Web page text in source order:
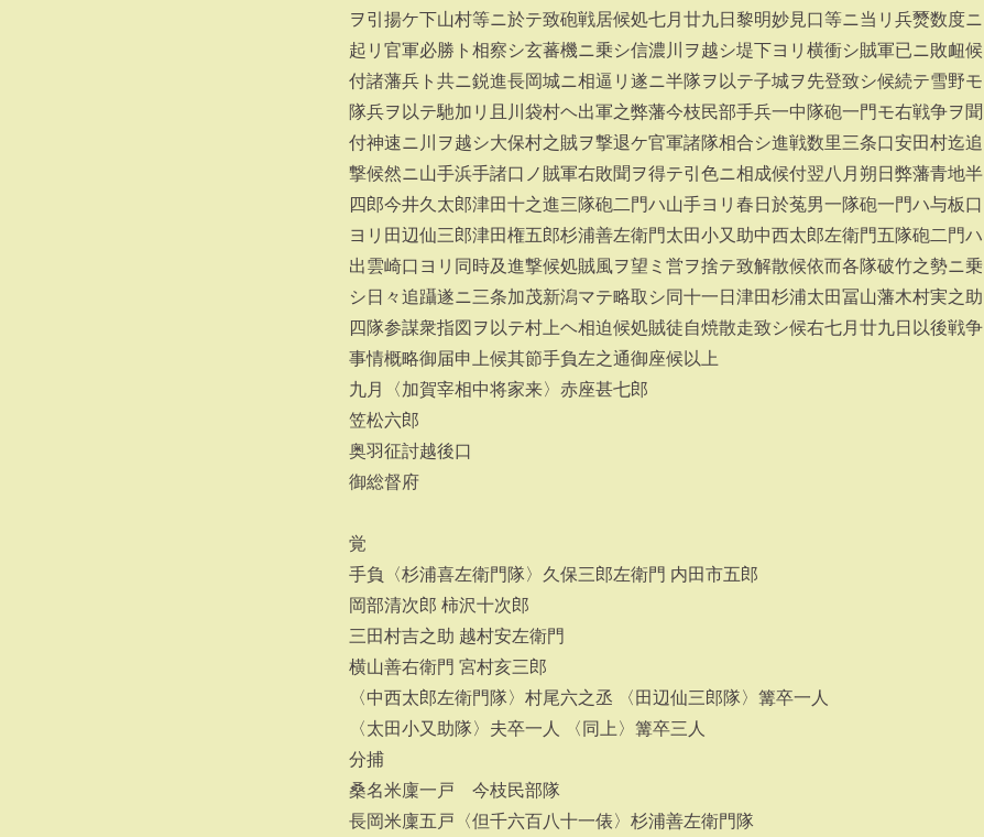
ヲ引揚ケ下山村等ニ於テ致砲戦居候処七月廿九日黎明妙見口等ニ当リ兵燹数度ニ
起リ官軍必勝ト相察シ玄蕃機ニ乗シ信濃川ヲ越シ堤下ヨリ横衝シ賊軍已ニ敗衄候
付諸藩兵ト共ニ鋭進長岡城ニ相逼リ遂ニ半隊ヲ以テ子城ヲ先登致シ候続テ雪野モ
隊兵ヲ以テ馳加リ且川袋村ヘ出軍之弊藩今枝民部手兵一中隊砲一門モ右戦争ヲ聞
付神速ニ川ヲ越シ大保村之賊ヲ撃退ケ官軍諸隊相合シ進戦数里三条口安田村迄追
撃候然ニ山手浜手諸口ノ賊軍右敗聞ヲ得テ引色ニ相成候付翌八月朔日弊藩青地半
四郎今井久太郎津田十之進三隊砲二門ハ山手ヨリ春日於菟男一隊砲一門ハ与板口
ヨリ田辺仙三郎津田権五郎杉浦善左衛門太田小又助中西太郎左衛門五隊砲二門ハ
出雲崎口ヨリ同時及進撃候処賊風ヲ望ミ営ヲ捨テ致解散候依而各隊破竹之勢ニ乗
シ日々追躡遂ニ三条加茂新潟マテ略取シ同十一日津田杉浦太田冨山藩木村実之助
四隊参謀衆指図ヲ以テ村上ヘ相迫候処賊徒自焼散走致シ候右七月廿九日以後戦争
事情概略御届申上候其節手負左之通御座候以上
九月〈加賀宰相中将家来〉赤座甚七郎
笠松六郎
奥羽征討越後口
御総督府
覚
手負〈杉浦喜左衛門隊〉久保三郎左衛門 内田市五郎
岡部清次郎 柿沢十次郎
三田村吉之助 越村安左衛門
横山善右衛門 宮村亥三郎
〈中西太郎左衛門隊〉村尾六之丞 〈田辺仙三郎隊〉篝卒一人
〈太田小又助隊〉夫卒一人 〈同上〉篝卒三人
分捕
桑名米廩一戸 今枝民部隊
長岡米廩五戸〈但千六百八十一俵〉杉浦善左衛門隊